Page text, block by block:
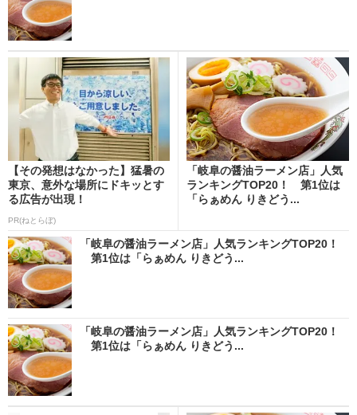
【その発想はなかった】猛暑の
東京、意外な場所にドキッとす
る広告が出現！
PR(ねとらぼ)
「岐阜の醤油ラーメン店」人気
ランキングTOP20！ 第1位は
「らぁめん りきどう...
「岐阜の醤油ラーメン店」人気ランキングTOP20！
第1位は「らぁめん りきどう...
「岐阜の醤油ラーメン店」人気ランキングTOP20！
第1位は「らぁめん りきどう...